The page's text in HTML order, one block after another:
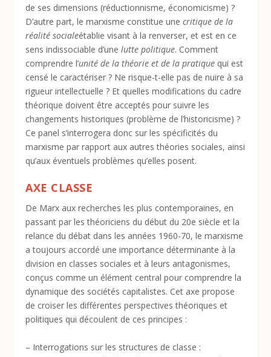
de ses dimensions (réductionnisme, économicisme) ?
D’autre part, le marxisme constitue unecritique de la
réalité socialeétablie visant à la renverser, et est en ce
sens indissociable d’unelutte politique. Comment
comprendre l’unité de la théorie et de la pratique qui est
censé le caractériser ? Ne risque-t-elle pas de nuire à sa
rigueur intellectuelle ? Et quelles modifications du cadre
théorique doivent être acceptés pour suivre les
changements historiques (problème de l’historicisme) ?
Ce panel s’interrogera donc sur les spécificités du
marxisme par rapport aux autres théories sociales, ainsi
qu’aux éventuels problèmes qu’elles posent.
AXE CLASSE
De Marx aux recherches les plus contemporaines, en
passant par les théoriciens du début du 20e siècle et la
relance du débat dans les années 1960-70, le marxisme
a toujours accordé une importance déterminante à la
division en classes sociales et à leurs antagonismes,
conçus comme un élément central pour comprendre la
dynamique des sociétés capitalistes. Cet axe propose
de croiser les différentes perspectives théoriques et
politiques qui découlent de ces principes :
– Interrogations sur les structures de classe :